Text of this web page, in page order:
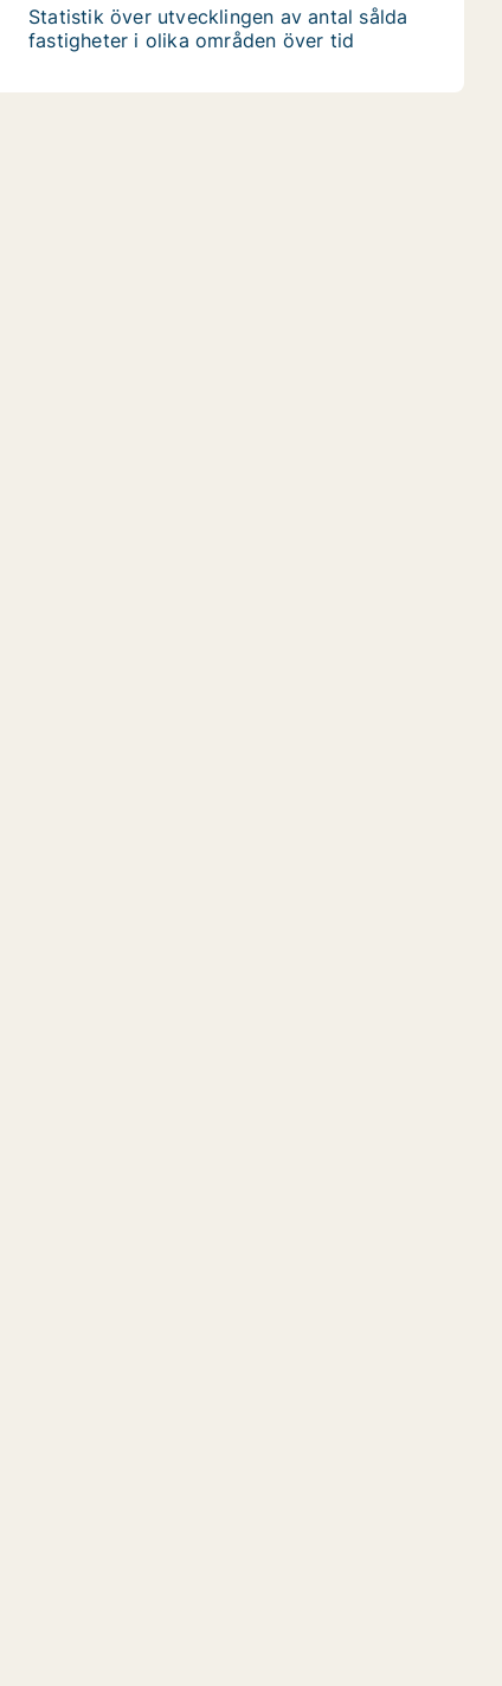
Statistik över utvecklingen av antal sålda
fastigheter i olika områden över tid